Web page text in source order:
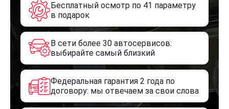
Бесплатный осмотр по 41 параметру
в подарок
В сети более 30 автосервисов:
выбирайте самый близкий
Федеральная гарантия 2 года по
договору: мы отвечаем за свои слова